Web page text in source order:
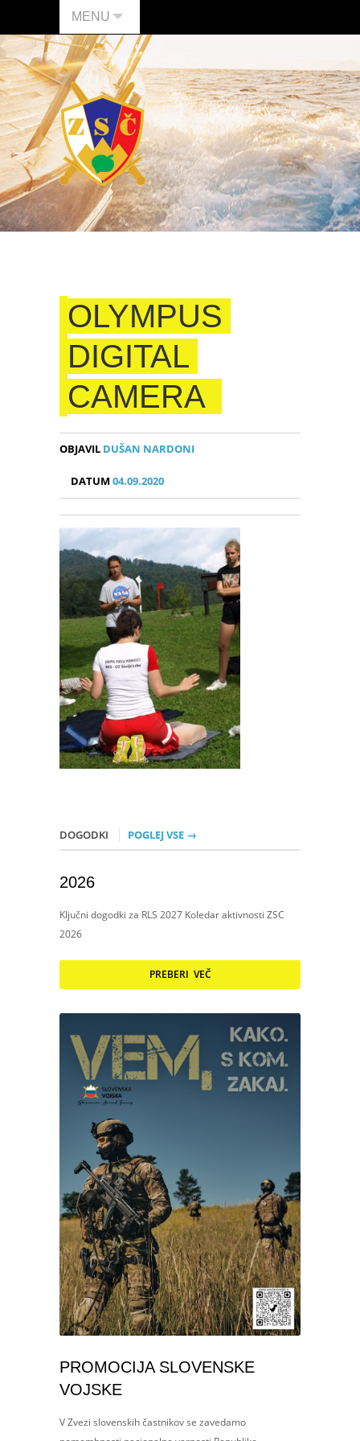
MENU
OLYMPUS
DIGITAL
CAMERA
OBJAVIL DUŠAN NARDONI
DATUM04.09.2020
DOGODKI POGLEJ VSE →
2026
Ključni dogodki za RLS 2027 Koledar aktivnosti ZSC
2026
PREBERI VEČ
PROMOCIJA SLOVENSKE
VOJSKE
V Zvezi slovenskih častnikov se zavedamo